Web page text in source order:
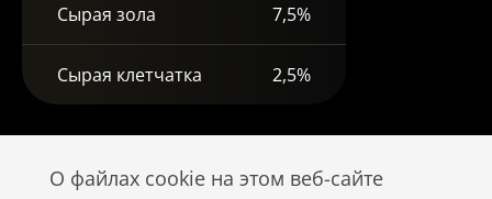
Сырая зола 7,5%
Сырая клетчатка 2,5%
О файлах cookie на этом веб-сайте